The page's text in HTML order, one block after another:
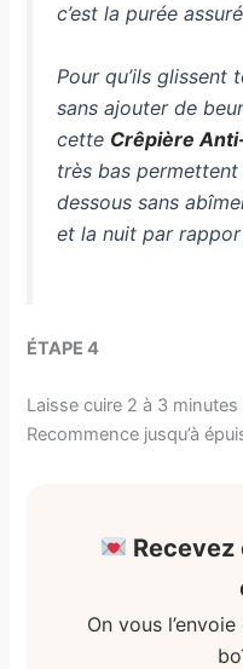
c’est la purée
Pour qu’ils glissent
sans ajouter de
cette Crêpière
très bas
dessous sans
et la nuit par
ÉTAPE 4
Laisse cuire 2 à 3
Recommence jusqu’à
On vous